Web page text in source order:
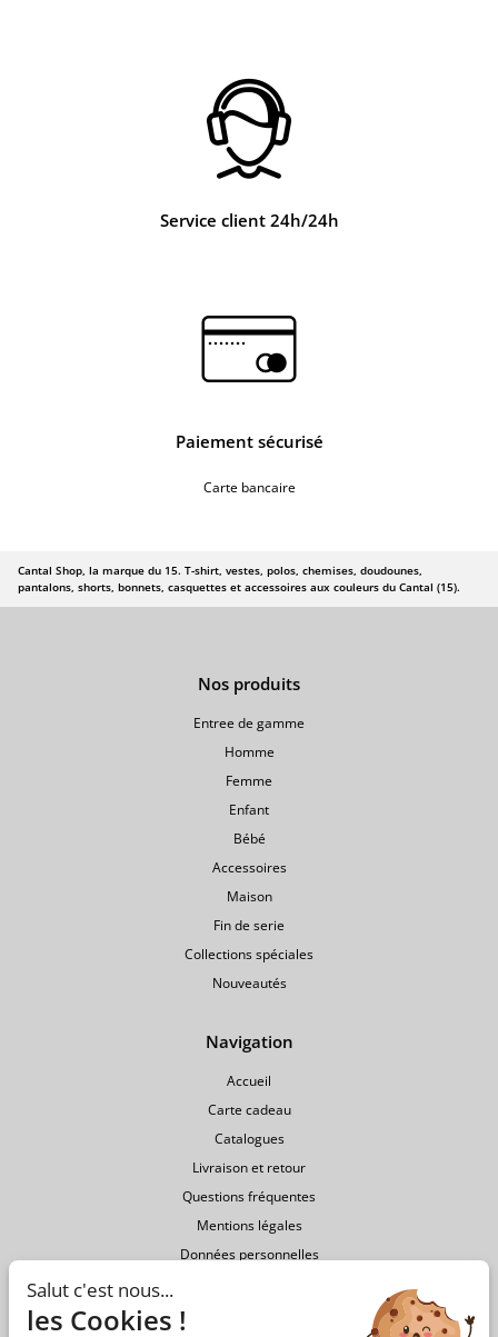
Service client 24h/24h
Paiement sécurisé
Carte bancaire
Cantal Shop, la marque du 15. T-shirt, vestes, polos, chemises, doudounes,
pantalons, shorts, bonnets, casquettes et accessoires aux couleurs du Cantal (15).
Nos produits
Entree de gamme
Homme
Femme
Enfant
Bébé
Accessoires
Maison
Fin de serie
Collections spéciales
Nouveautés
Navigation
Accueil
Carte cadeau
Catalogues
Livraison et retour
Questions fréquentes
Mentions légales
Données personnelles
Conditions générales de vente
Salut c'est nous...
les Cookies !